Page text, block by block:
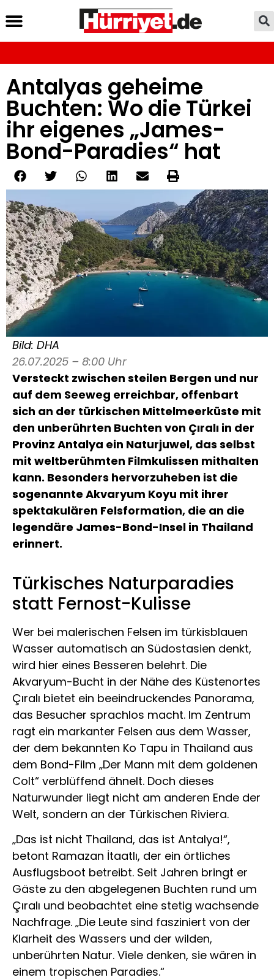
Antalyas geheime
Buchten: Wo die Türkei
ihr eigenes „James-
Bond-Paradies“ hat
Bild: DHA
26.07.2025 – 8:00 Uhr
Versteckt zwischen steilen Bergen und nur
auf dem Seeweg erreichbar, offenbart
sich an der türkischen Mittelmeerküste mit
den unberührten Buchten von Çıralı in der
Provinz Antalya ein Naturjuwel, das selbst
mit weltberühmten Filmkulissen mithalten
kann. Besonders hervorzuheben ist die
sogenannte Akvaryum Koyu mit ihrer
spektakulären Felsformation, die an die
legendäre James-Bond-Insel in Thailand
erinnert.
Türkisches Naturparadies
statt Fernost-Kulisse
Wer bei malerischen Felsen im türkisblauen
Wasser automatisch an Südostasien denkt,
wird hier eines Besseren belehrt. Die
Akvaryum-Bucht in der Nähe des Küstenortes
Çıralı bietet ein beeindruckendes Panorama,
das Besucher sprachlos macht. Im Zentrum
ragt ein markanter Felsen aus dem Wasser,
der dem bekannten Ko Tapu in Thailand aus
dem Bond-Film „Der Mann mit dem goldenen
Colt“ verblüffend ähnelt. Doch dieses
Naturwunder liegt nicht am anderen Ende der
Welt, sondern an der Türkischen Riviera.
„Das ist nicht Thailand, das ist Antalya!“,
betont Ramazan İtaatlı, der ein örtliches
Ausflugsboot betreibt. Seit Jahren bringt er
Gäste zu den abgelegenen Buchten rund um
Çıralı und beobachtet eine stetig wachsende
Nachfrage. „Die Leute sind fasziniert von der
Klarheit des Wassers und der wilden,
unberührten Natur. Viele denken, sie wären in
einem tropischen Paradies.“